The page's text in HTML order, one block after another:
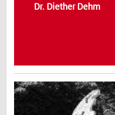
Dr. Diether Dehm